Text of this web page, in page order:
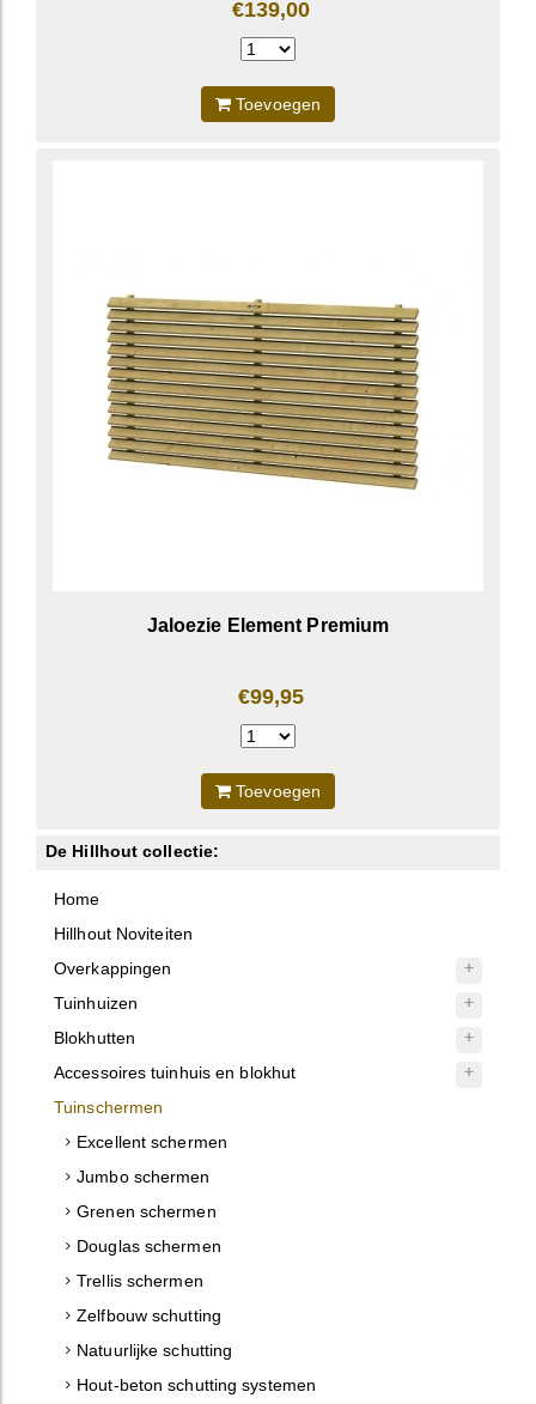
€139,00
Toevoegen
Jaloezie Element Premium
€99,95
Toevoegen
De Hillhout collectie:
Home
Hillhout Noviteiten
Overkappingen
Tuinhuizen
Blokhutten
Accessoires tuinhuis en blokhut
Tuinschermen
Excellent schermen
Jumbo schermen
Grenen schermen
Douglas schermen
Trellis schermen
Zelfbouw schutting
Natuurlijke schutting
Hout-beton schutting systemen